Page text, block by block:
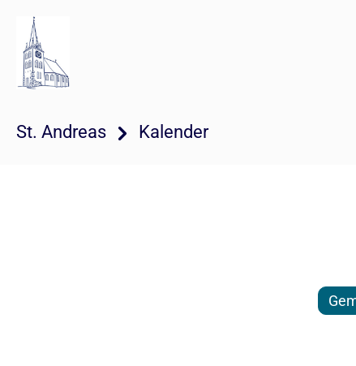
St. Andreas Kalender